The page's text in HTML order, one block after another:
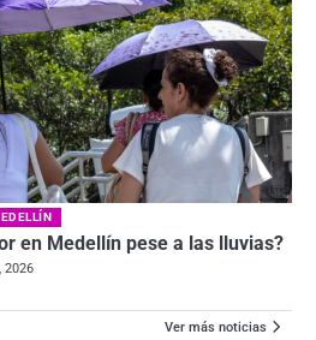
en Medellín pese a las lluvias?
2026
Ver más noticias